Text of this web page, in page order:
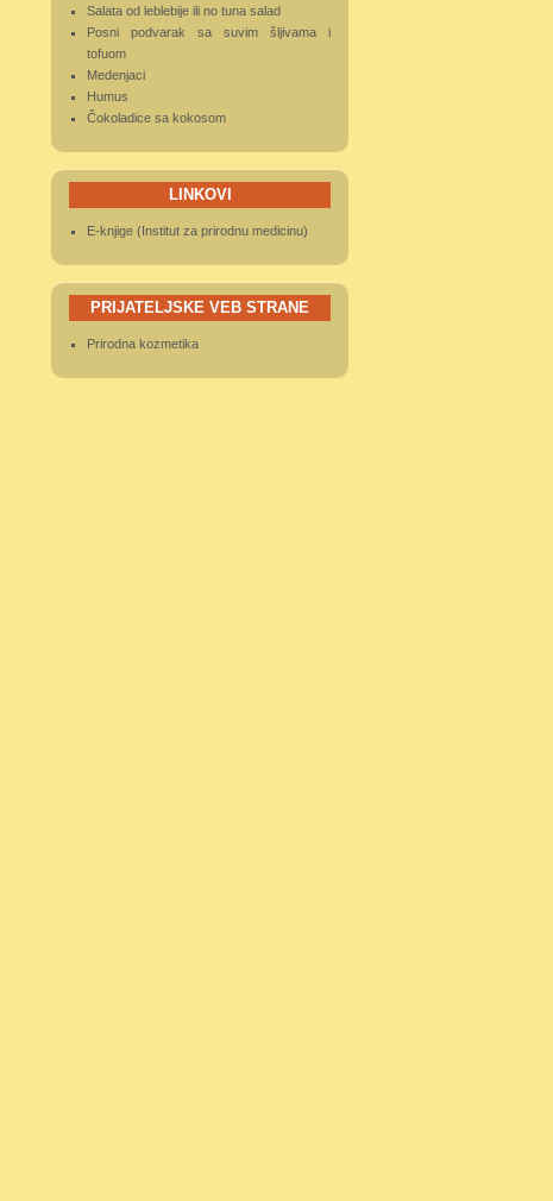
Salata od leblebije ili no tuna salad
Posni podvarak sa suvim šljivama i
tofuom
Medenjaci
Humus
Čokoladice sa kokosom
LINKOVI
E-knjige (Institut za prirodnu medicinu)
PRIJATELJSKE VEB STRANE
Prirodna kozmetika